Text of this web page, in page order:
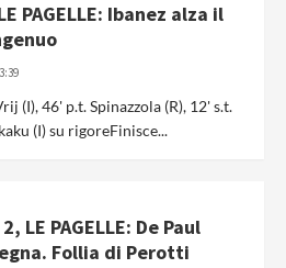
PAGELLE: Ibanez alza il
(I), 46' p.t. Spinazzola (R), 12' s.t.
(I) su rigoreFinisce...
LE PAGELLE: De Paul
Follia di Perotti